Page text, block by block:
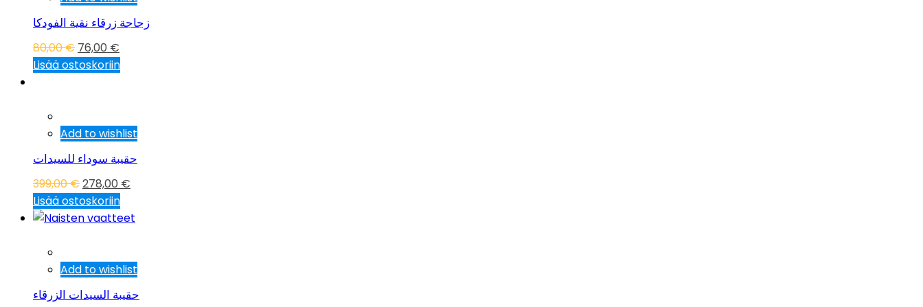
زجاجة زرقاء نقية الفودكا
80,00€ 76,00 €
Lisää ostoskoriin
Add to wishlist
حقيبة سوداء للسيدات
399,00€278,00 €
Lisää ostoskoriin
Add to wishlist
حقيبة السيدات الزرقاء